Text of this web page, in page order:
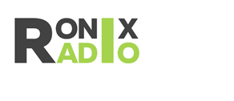
Skip to main content